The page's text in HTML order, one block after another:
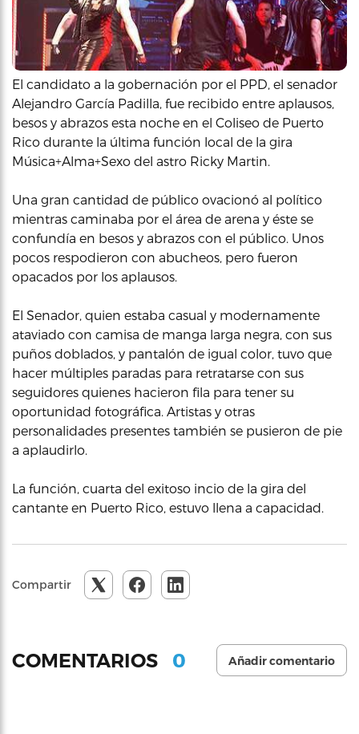
El candidato a la gobernación por el PPD, el senador
Alejandro García Padilla, fue recibido entre aplausos,
besos y abrazos esta noche en el Coliseo de Puerto
Rico durante la última función local de la gira
Música+Alma+Sexo del astro Ricky Martin.
Una gran cantidad de público ovacionó al político
mientras caminaba por el área de arena y éste se
confundía en besos y abrazos con el público. Unos
pocos respodieron con abucheos, pero fueron
opacados por los aplausos.
El Senador, quien estaba casual y modernamente
ataviado con camisa de manga larga negra, con sus
puños doblados, y pantalón de igual color, tuvo que
hacer múltiples paradas para retratarse con sus
seguidores quienes hacieron fila para tener su
oportunidad fotográfica. Artistas y otras
personalidades presentes también se pusieron de pie
a aplaudirlo.
La función, cuarta del exitoso incio de la gira del
cantante en Puerto Rico, estuvo llena a capacidad.
Compartir
COMENTARIOS 0 Añadir comentario